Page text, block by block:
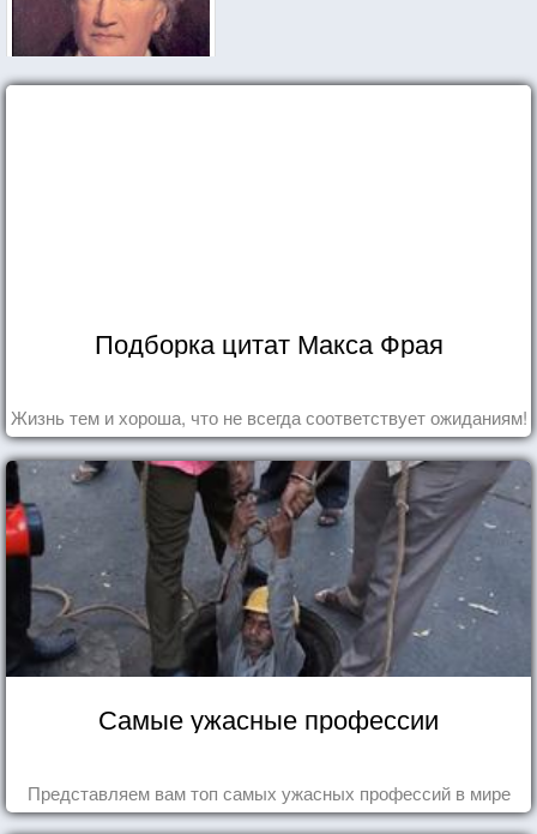
Подборка цитат Макса Фрая
Жизнь тем и хороша, что не всегда соответствует ожиданиям!
Самые ужасные профессии
Представляем вам топ самых ужасных профессий в мире